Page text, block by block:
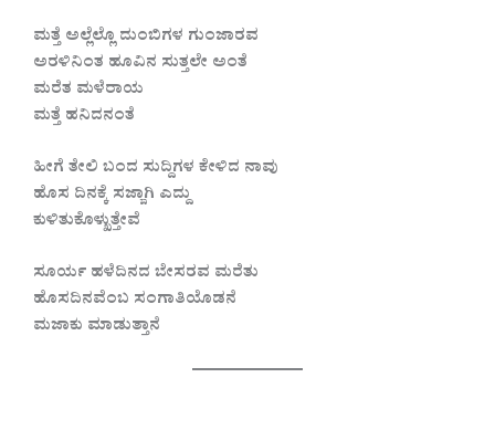
ಮತ್ತೆ ಅಲ್ಲೆಲ್ಲೊ ದುಂಬಿಗಳ ಗುಂಜಾರವ
ಅರಳಿನಿಂತ ಹೂವಿನ ಸುತ್ತಲೇ ಅಂತೆ
ಮರೆತ ಮಳೆರಾಯ
ಮತ್ತೆ ಹನಿದನಂತೆ
ಹೀಗೆ ತೇಲಿ ಬಂದ ಸುದ್ದಿಗಳ ಕೇಳಿದ ನಾವು
ಹೊಸ ದಿನಕ್ಕೆ ಸಜ್ಜಾಗಿ ಎದ್ದು
ಕುಳಿತುಕೊಳ್ಖುತ್ತೇವೆ
ಸೂರ್ಯ ಹಳೆದಿನದ ಬೇಸರವ ಮರೆತು
ಹೊಸದಿನವೆಂಬ ಸಂಗಾತಿಯೊಡನೆ
ಮಜಾಕು ಮಾಡುತ್ತಾನೆ